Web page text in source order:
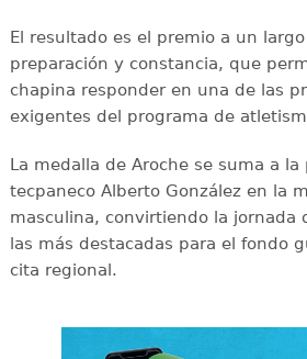
El resultado es el premio a un
preparación y constancia, que
chapina responder en una de las
exigentes del programa de
La medalla de Aroche se suma a
tecpaneco Alberto González en la
masculina, convirtiendo la jornada
las más destacadas para el fondo
cita regional.